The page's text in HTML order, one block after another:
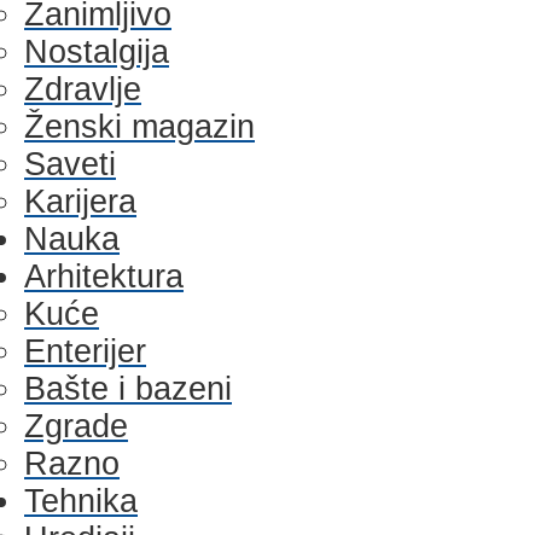
Zanimljivo
Nostalgija
Zdravlje
Ženski magazin
Saveti
Karijera
Nauka
Arhitektura
Kuće
Enterijer
Bašte i bazeni
Zgrade
Razno
Tehnika